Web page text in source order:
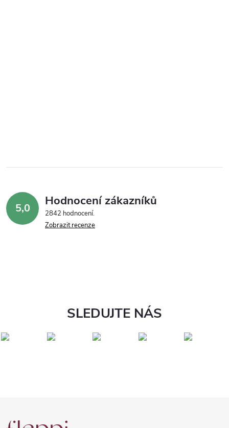
5,0 Hodnocení zákazníků
2842 hodnocení
Zobrazit recenze
SLEDUJTE NÁS
á